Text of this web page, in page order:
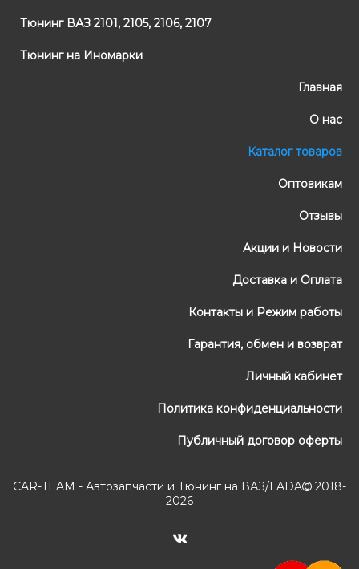
Тюнинг ВАЗ 2101, 2105, 2106, 2107
Тюнинг на Иномарки
Главная
О нас
Каталог товаров
Оптовикам
Отзывы
Акции и Новости
Доставка и Оплата
Контакты и Режим работы
Гарантия, обмен и возврат
Личный кабинет
Политика конфиденциальности
Публичный договор оферты
CAR-TEAM - Автозапчасти и Тюнинг на ВАЗ/LADA
2018-
2026